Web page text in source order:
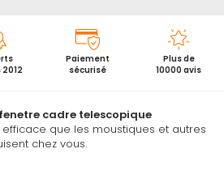
cadre telescopique
que les moustiques et autres
chez vous.
Paiement
sécurisé
Plus de
10000 avis